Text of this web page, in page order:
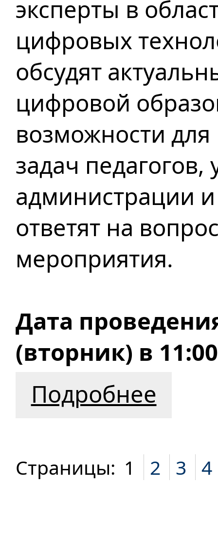
эксперты в
цифровых
обсудят
цифровой
возможности
задач
администрации
ответят на
мероприятия.
Дата
(вторник) в
Подробнее
Страницы: 1 2 3 4